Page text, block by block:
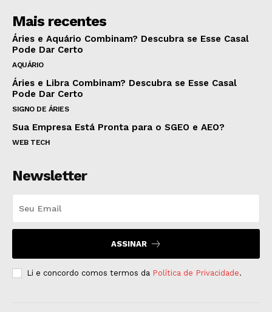
Mais recentes
Áries e Aquário Combinam? Descubra se Esse Casal
Pode Dar Certo
AQUÁRIO
Áries e Libra Combinam? Descubra se Esse Casal
Pode Dar Certo
SIGNO DE ÁRIES
Sua Empresa Está Pronta para o SGEO e AEO?
WEB TECH
Newsletter
ASSINAR
Li e concordo comos termos da Política de Privacidade.